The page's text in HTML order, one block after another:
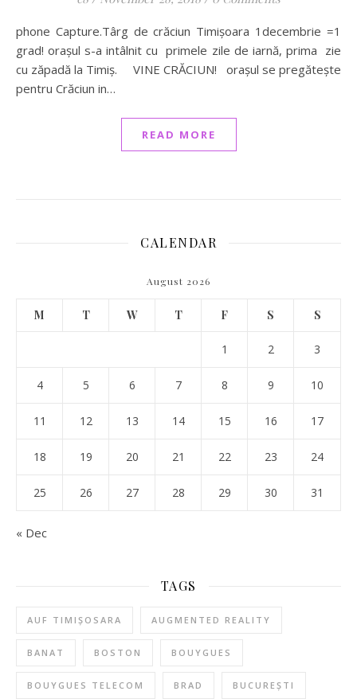
phone Capture.Târg de crăciun Timișoara 1decembrie =1
grad! orașul s-a intâlnit cu primele zile de iarnă, prima zie
cu zăpadă la Timiș. VINE CRĂCIUN! orașul se pregătește
pentru Crăciun in…
READ MORE
CALENDAR
August 2026
M T W T F S S
1 2 3
4 5 6 7 8 9 10
11 12 13 14 15 16 17
18 19 20 21 22 23 24
25 26 27 28 29 30 31
« Dec
TAGS
AUF TIMIȘOSARA AUGMENTED REALITY
BANAT BOSTON BOUYGUES
BOUYGUES TELECOM BRAD BUCUREȘTI